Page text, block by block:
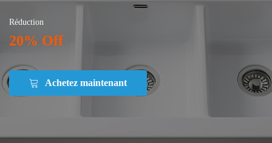
Réduction
20% Off
Achetez maintenant